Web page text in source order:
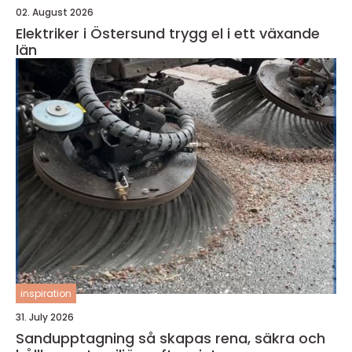
02. August 2026
Elektriker i Östersund trygg el i ett växande
län
inspiration
31. July 2026
Sandupptagning så skapas rena, säkra och